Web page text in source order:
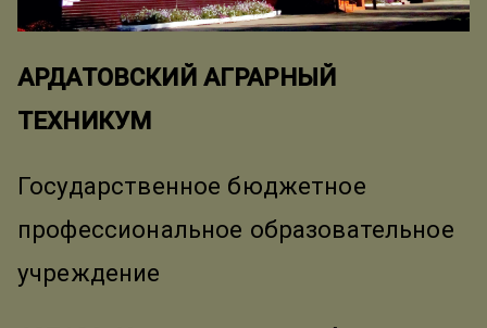
АРДАТОВСКИЙ АГРАРНЫЙ
ТЕХНИКУМ
Государственное бюджетное
профессиональное образовательное
учреждение